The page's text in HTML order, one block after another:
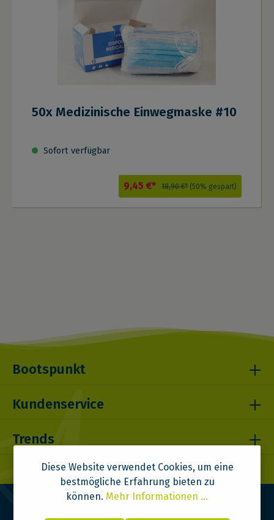
50x Medizinische Einwegmaske #10
Sofort verfügbar
9,45 €* 18,90 €* (50% gespart)
Bootspunkt
Kundenservice
Trends
Diese Website verwendet Cookies, um eine
bestmögliche Erfahrung bieten zu
können. Mehr Informationen ...